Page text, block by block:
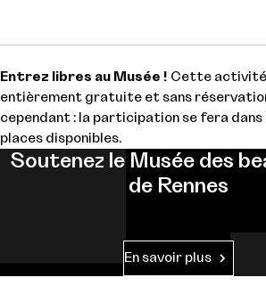
Entrez libres au Musée ! Cette
entièrement gratuite et sans
cependant : la participation se fera dans
places disponibles.
Soutenez le Musée des
de Rennes
En savoir plus